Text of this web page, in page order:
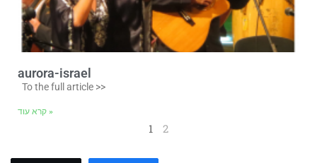
aurora-israel
To the full article >>
קרא עוד »
1 2